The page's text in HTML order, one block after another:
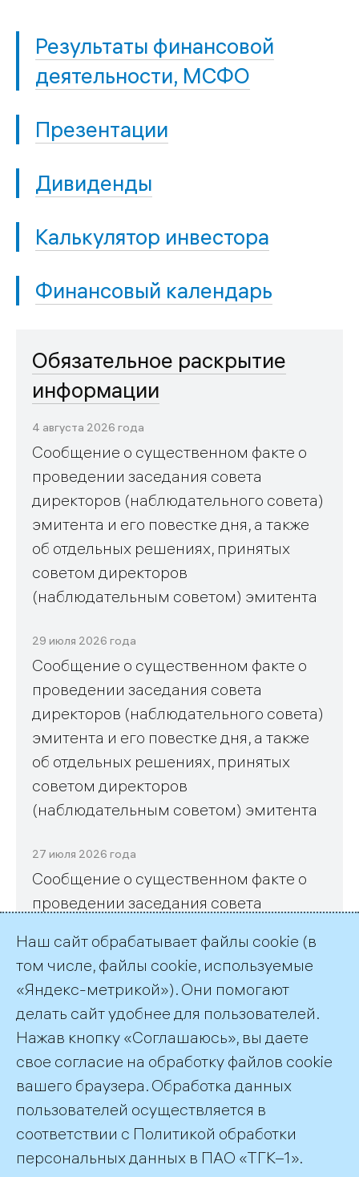
Результаты финансовой
деятельности, МСФО
Презентации
Дивиденды
Калькулятор инвестора
Финансовый календарь
Обязательное раскрытие
информации
4 августа 2026 года
Сообщение о существенном факте о
проведении заседания совета
директоров (наблюдательного совета)
эмитента и его повестке дня, а также
об отдельных решениях, принятых
советом директоров
(наблюдательным советом) эмитента
29 июля 2026 года
Сообщение о существенном факте о
проведении заседания совета
директоров (наблюдательного совета)
эмитента и его повестке дня, а также
об отдельных решениях, принятых
советом директоров
(наблюдательным советом) эмитента
27 июля 2026 года
Сообщение о существенном факте о
проведении заседания совета
эмитента и его повестке дня, а также
об отдельных решениях, принятых
советом директоров
(наблюдательным советом) эмитента
©2026 ПАО «ТГК–1»
Наш сайт обрабатывает файлы cookie (в
том числе, файлы cookie, используемые
«Яндекс-метрикой»). Они помогают
делать сайт удобнее для пользователей.
Нажав кнопку «Соглашаюсь», вы даете
свое согласие на обработку файлов cookie
вашего браузера. Обработка данных
пользователей осуществляется в
соответствии с Политикой обработки
персональных данных в ПАО «ТГК–1».